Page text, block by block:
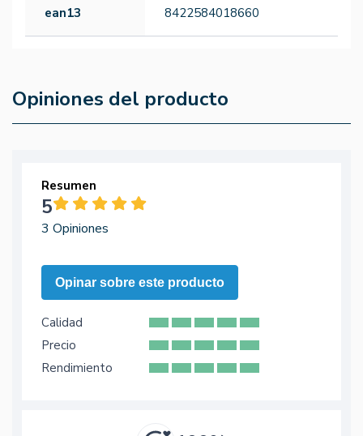
ean13 8422584018660
Opiniones del producto
Resumen
5
3 Opiniones
Opinar sobre este producto
Calidad
Precio
Rendimiento